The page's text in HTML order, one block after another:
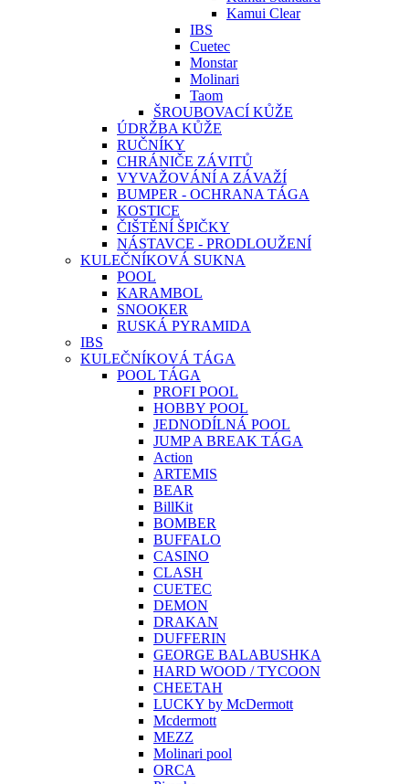
Kamui Clear
IBS
Cuetec
Monstar
Molinari
Taom
ŠROUBOVACÍ KŮŽE
ÚDRŽBA KŮŽE
RUČNÍKY
CHRÁNIČE ZÁVITŮ
VYVAŽOVÁNÍ A ZÁVAŽÍ
BUMPER - OCHRANA TÁGA
KOSTICE
ČIŠTĚNÍ ŠPIČKY
NÁSTAVCE - PRODLOUŽENÍ
KULEČNÍKOVÁ SUKNA
POOL
KARAMBOL
SNOOKER
RUSKÁ PYRAMIDA
IBS
KULEČNÍKOVÁ TÁGA
POOL TÁGA
PROFI POOL
HOBBY POOL
JEDNODÍLNÁ POOL
JUMP A BREAK TÁGA
Action
ARTEMIS
BEAR
BillKit
BOMBER
BUFFALO
CASINO
CLASH
CUETEC
DEMON
DRAKAN
DUFFERIN
GEORGE BALABUSHKA
HARD WOOD / TYCOON
CHEETAH
LUCKY by McDermott
Mcdermott
MEZZ
Molinari pool
ORCA